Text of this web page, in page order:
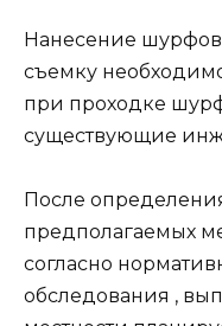
Нанесение
съемку
при проходке
существующие
После
предполагаемых
согласно
обследования ,